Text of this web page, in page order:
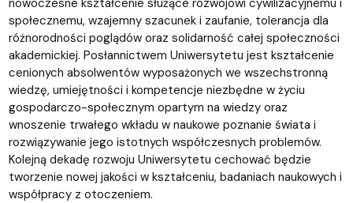
społecznemu, wzajemny szacunek i zaufanie, tolerancja dla
różnorodności poglądów oraz solidarność całej społeczności
akademickiej. Posłannictwem Uniwersytetu jest kształcenie
cenionych absolwentów wyposażonych we wszechstronną
wiedzę, umiejętności i kompetencje niezbędne w życiu
gospodarczo-społecznym opartym na wiedzy oraz
wnoszenie trwałego wkładu w naukowe poznanie świata i
rozwiązywanie jego istotnych współczesnych problemów.
Kolejną dekadę rozwoju Uniwersytetu cechować będzie
tworzenie nowej jakości w kształceniu, badaniach naukowych i
współpracy z otoczeniem.